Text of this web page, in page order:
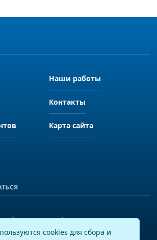
Наши работы
Контакты
Карта сайта
Байкальская 249, офис 225.
cookies для сбора и